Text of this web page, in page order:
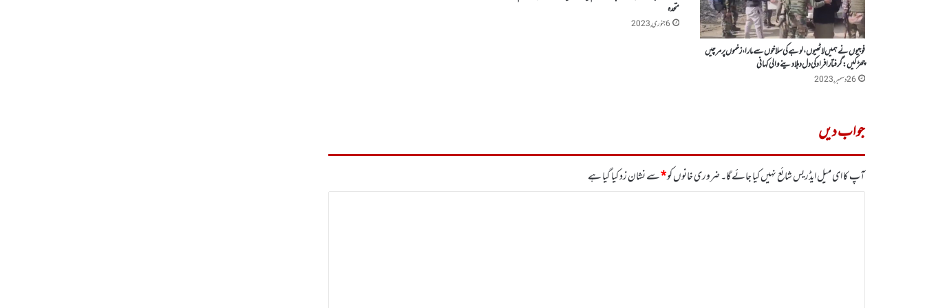
فوجیوں نے ہمیں لاٹھیوں،لوہے کی سلاخوں سے مارا،زخموں پر مرچیں
چھڑکیں: گرفتار افرادکی دل دہلا دینے والی کہانی
26 دسمبر, 2023
متحدہ
6 جنوری, 2023
جواب دیں
آپ کا ای میل ایڈریس شائع نہیں کیا جائے گا۔ضروری خانوں کو*سے نشان زد کیا گیا ہے